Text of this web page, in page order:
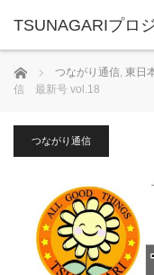
TSUNAGARIプロ
ホーム つながり通信, 東日
信 最新号 vol.18
つながり通信